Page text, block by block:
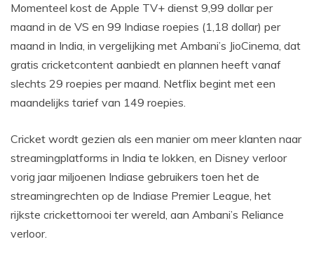
Momenteel kost de Apple TV+ dienst 9,99 dollar per
maand in de VS en 99 Indiase roepies (1,18 dollar) per
maand in India, in vergelijking met Ambani’s JioCinema, dat
gratis cricketcontent aanbiedt en plannen heeft vanaf
slechts 29 roepies per maand. Netflix begint met een
maandelijks tarief van 149 roepies.
Cricket wordt gezien als een manier om meer klanten naar
streamingplatforms in India te lokken, en Disney verloor
vorig jaar miljoenen Indiase gebruikers toen het de
streamingrechten op de Indiase Premier League, het
rijkste crickettornooi ter wereld, aan Ambani’s Reliance
verloor.